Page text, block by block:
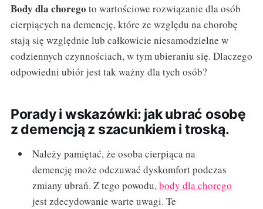
Body dla chorego to wartościowe rozwiązanie dla osób
cierpiących na demencję, które ze względu na chorobę
stają się względnie lub całkowicie niesamodzielne w
codziennych czynnościach, w tym ubieraniu się. Dlaczego
odpowiedni ubiór jest tak ważny dla tych osób?
Porady i wskazówki: jak ubrać osobę
z demencją z szacunkiem i troską.
Należy pamiętać, że osoba cierpiąca na
demencję może odczuwać dyskomfort podczas
zmiany ubrań. Z tego powodu,body dla chorego
jest zdecydowanie warte uwagi. Te